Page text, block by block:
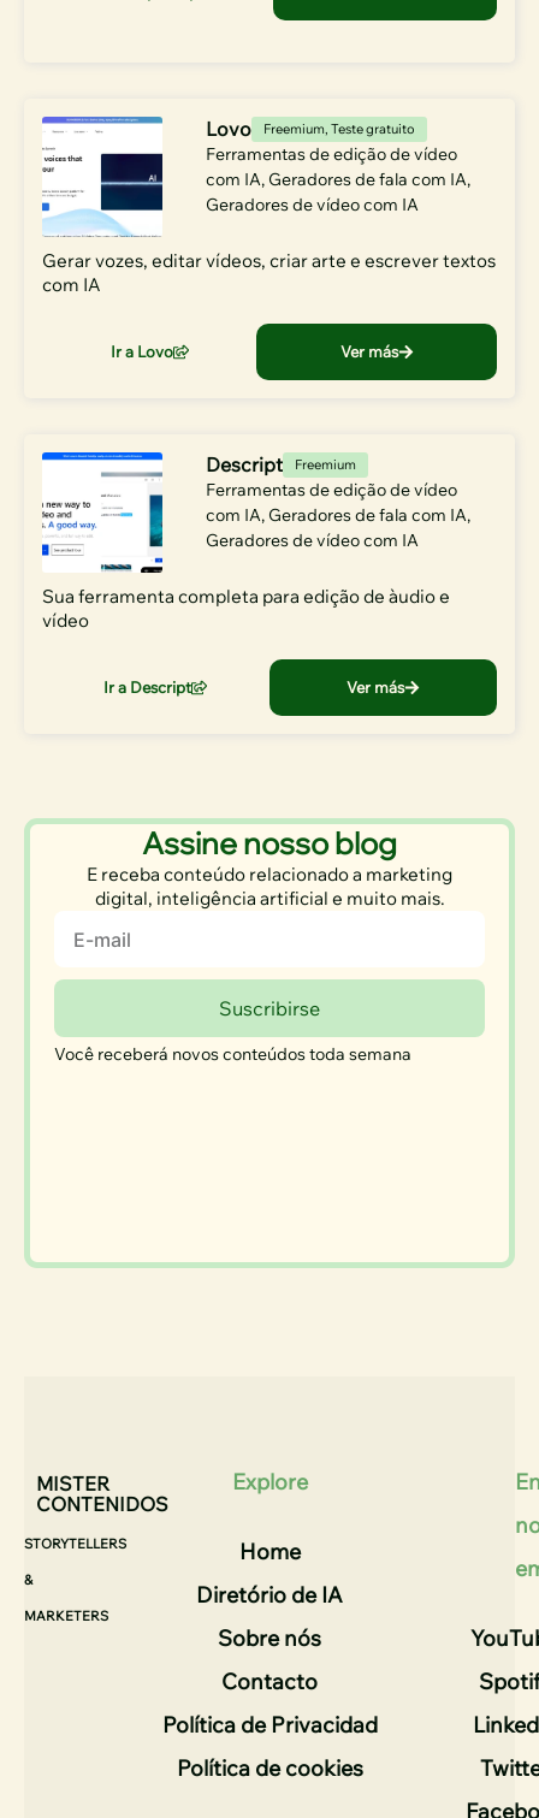
Lovo Freemium,Teste gratuito
Ferramentas de edição de vídeo
com IA, Geradores de fala com IA,
Geradores de vídeo com IA
Gerar vozes, editar vídeos, criar arte e escrever textos
com IA
Ir a Lovo Ver más
Descript Freemium
Ferramentas de edição de vídeo
com IA, Geradores de fala com IA,
Geradores de vídeo com IA
Sua ferramenta completa para edição de àudio e
vídeo
Ir a Descript Ver más
Assine nosso blog​
E receba conteúdo relacionado a marketing
digital, inteligência artificial e muito mais.
Email
Suscribirse
Você receberá novos conteúdos toda semana
MISTER
CONTENIDOS
STORYTELLERS
&
MARKETERS
Explore
Home
Diretório de IA
Sobre nós
Contacto
Política de Privacidad
Política de cookies